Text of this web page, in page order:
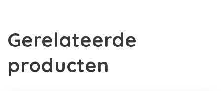
Gerelateerde
producten